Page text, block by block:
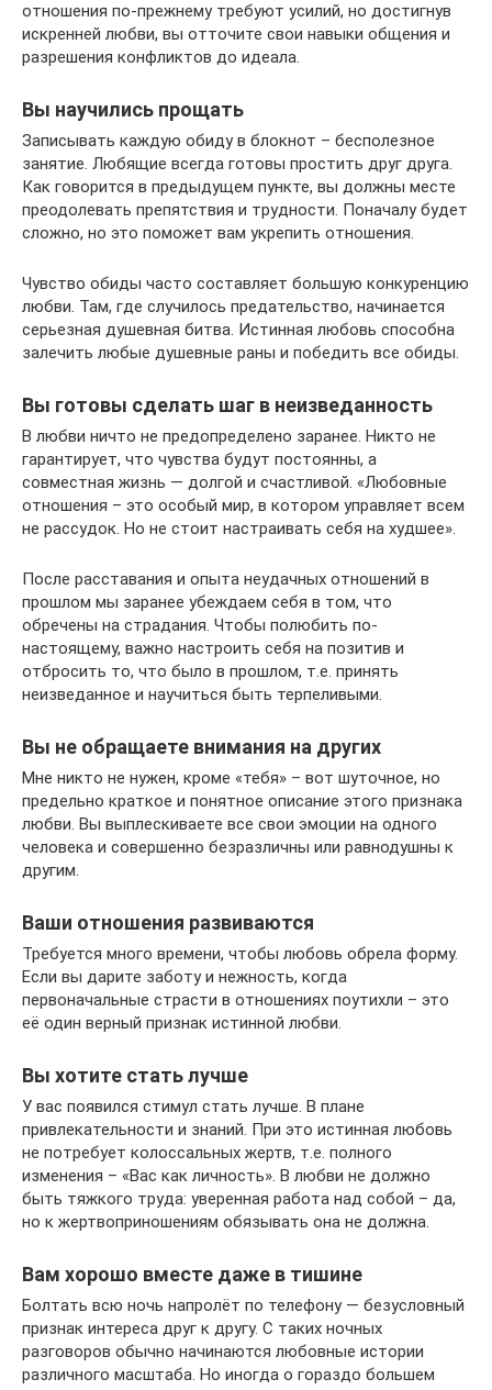
отношения по-прежнему требуют усилий, но достигнув
искренней любви, вы отточите свои навыки общения и
разрешения конфликтов до идеала.
Вы научились прощать
Записывать каждую обиду в блокнот – бесполезное
занятие. Любящие всегда готовы простить друг друга.
Как говорится в предыдущем пункте, вы должны месте
преодолевать препятствия и трудности. Поначалу будет
сложно, но это поможет вам укрепить отношения.
Чувство обиды часто составляет большую конкуренцию
любви. Там, где случилось предательство, начинается
серьезная душевная битва. Истинная любовь способна
залечить любые душевные раны и победить все обиды.
Вы готовы сделать шаг в неизведанность
В любви ничто не предопределено заранее. Никто не
гарантирует, что чувства будут постоянны, а
совместная жизнь — долгой и счастливой. «Любовные
отношения – это особый мир, в котором управляет всем
не рассудок. Но не стоит настраивать себя на худшее».
После расставания и опыта неудачных отношений в
прошлом мы заранее убеждаем себя в том, что
обречены на страдания. Чтобы полюбить по-
настоящему, важно настроить себя на позитив и
отбросить то, что было в прошлом, т.е. принять
неизведанное и научиться быть терпеливыми.
Вы не обращаете внимания на других
Мне никто не нужен, кроме «тебя» – вот шуточное, но
предельно краткое и понятное описание этого признака
любви. Вы выплескиваете все свои эмоции на одного
человека и совершенно безразличны или равнодушны к
другим.
Ваши отношения развиваются
Требуется много времени, чтобы любовь обрела форму.
Если вы дарите заботу и нежность, когда
первоначальные страсти в отношениях поутихли – это
её один верный признак истинной любви.
Вы хотите стать лучше
У вас появился стимул стать лучше. В плане
привлекательности и знаний. При это истинная любовь
не потребует колоссальных жертв, т.е. полного
изменения – «Вас как личность». В любви не должно
быть тяжкого труда: уверенная работа над собой – да,
но к жертвоприношениям обязывать она не должна.
Вам хорошо вместе даже в тишине
Болтать всю ночь напролёт по телефону — безусловный
признак интереса друг к другу. С таких ночных
разговоров обычно начинаются любовные истории
различного масштаба. Но иногда о гораздо большем